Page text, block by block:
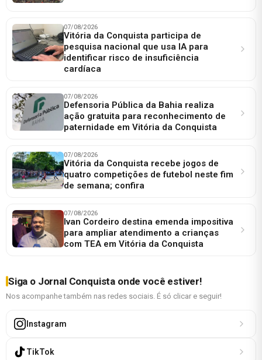
07/08/2026
Vitória da Conquista participa de
pesquisa nacional que usa IA para
identificar risco de insuficiência
cardíaca
07/08/2026
Defensoria Pública da Bahia realiza
ação gratuita para reconhecimento de
paternidade em Vitória da Conquista
07/08/2026
Vitória da Conquista recebe jogos de
quatro competições de futebol neste fim
de semana; confira
07/08/2026
Ivan Cordeiro destina emenda impositiva
para ampliar atendimento a crianças
com TEA em Vitória da Conquista
Siga o Jornal Conquista onde você estiver!
Nos acompanhe também nas redes sociais. É só clicar e seguir!
Instagram
TikTok